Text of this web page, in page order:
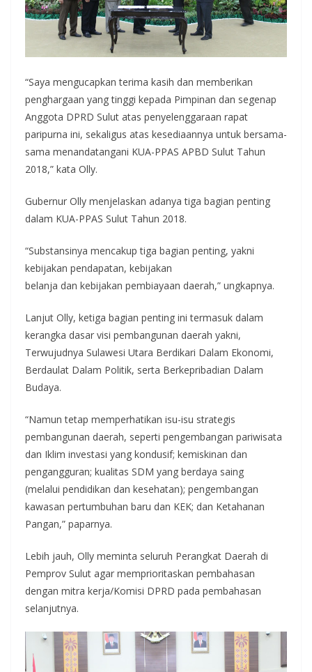
“Saya mengucapkan terima kasih dan memberikan
penghargaan yang tinggi kepada Pimpinan dan segenap
Anggota DPRD Sulut atas penyelenggaraan rapat
paripurna ini, sekaligus atas kesediaannya untuk bersama-
sama menandatangani KUA-PPAS APBD Sulut Tahun
2018,” kata Olly.
Gubernur Olly menjelaskan adanya tiga bagian penting
dalam KUA-PPAS Sulut Tahun 2018.
“Substansinya mencakup tiga bagian penting, yakni
kebijakan pendapatan, kebijakan
belanja dan kebijakan pembiayaan daerah,” ungkapnya.
Lanjut Olly, ketiga bagian penting ini termasuk dalam
kerangka dasar visi pembangunan daerah yakni,
Terwujudnya Sulawesi Utara Berdikari Dalam Ekonomi,
Berdaulat Dalam Politik, serta Berkepribadian Dalam
Budaya.
“Namun tetap memperhatikan isu-isu strategis
pembangunan daerah, seperti pengembangan pariwisata
dan Iklim investasi yang kondusif; kemiskinan dan
pengangguran; kualitas SDM yang berdaya saing
(melalui pendidikan dan kesehatan); pengembangan
kawasan pertumbuhan baru dan KEK; dan Ketahanan
Pangan,” paparnya.
Lebih jauh, Olly meminta seluruh Perangkat Daerah di
Pemprov Sulut agar memprioritaskan pembahasan
dengan mitra kerja/Komisi DPRD pada pembahasan
selanjutnya.